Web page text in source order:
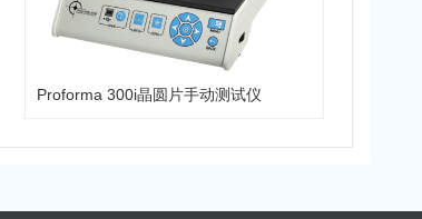
Proforma 300i晶圆片手动测试仪